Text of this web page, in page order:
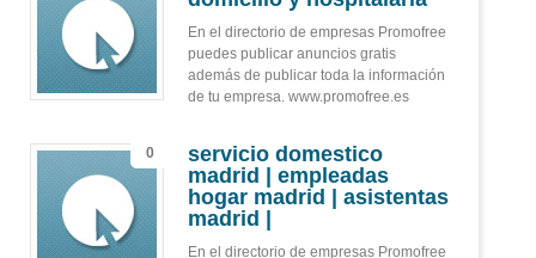
En el directorio de empresas Promofree
puedes publicar anuncios gratis
además de publicar toda la información
de tu empresa. www.promofree.es
0
servicio domestico
madrid | empleadas
hogar madrid | asistentas
madrid |
En el directorio de empresas Promofree